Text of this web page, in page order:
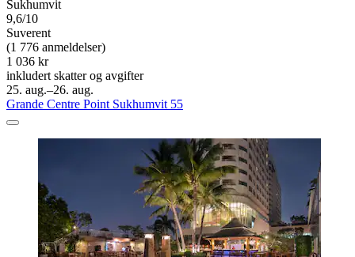
Sukhumvit
9,6/10
Suverent
(1 776 anmeldelser)
1 036 kr
inkludert skatter og avgifter
25. aug.–26. aug.
Grande Centre Point Sukhumvit 55